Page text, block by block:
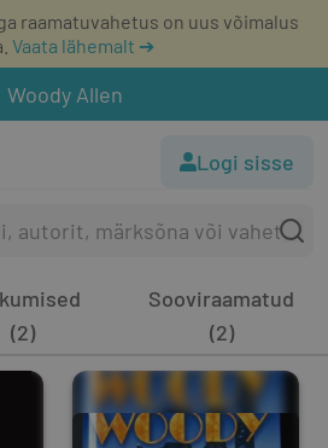
raamatuvahetus on uus võimalus
Vaata lähemalt ➔
Woody Allen
Logi sisse
(2)
Sooviraamatud
(2)